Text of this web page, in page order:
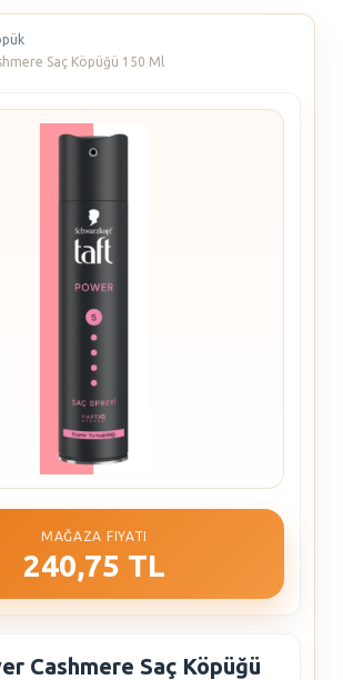
Saç Köpüğü 150 Ml
MAĞAZA FIYATI
240,75 TL
Cashmere Saç Köpüğü